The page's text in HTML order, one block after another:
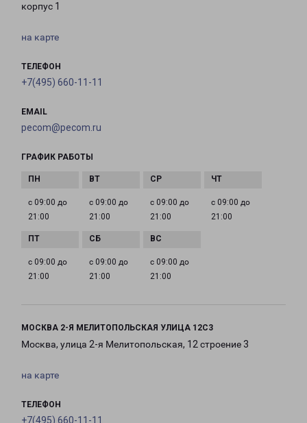
корпус 1
на карте
ТЕЛЕФОН
+7(495) 660-11-11
EMAIL
pecom@pecom.ru
ГРАФИК РАБОТЫ
с 09:00 до
21:00
с 09:00 до
21:00
с 09:00 до
21:00
с 09:00 до
21:00
с 09:00 до
21:00
с 09:00 до
21:00
с 09:00 до
21:00
МОСКВА 2-Я МЕЛИТОПОЛЬСКАЯ УЛИЦА 12С3
Москва, улица 2-я Мелитопольская, 12 строение 3
на карте
ТЕЛЕФОН
+7(495) 660-11-11